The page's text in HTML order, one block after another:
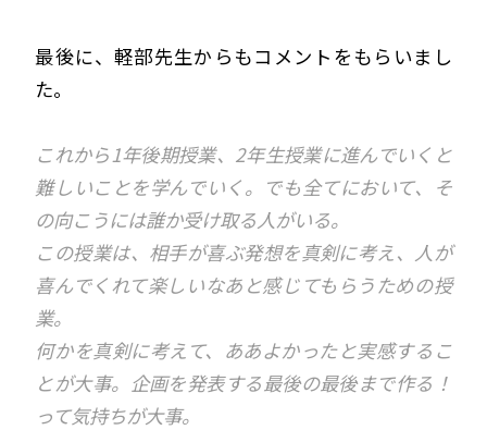
最後に、軽部先生からもコメントをもらいまし
た。
これから1年後期授業、2年生授業に進んでいくと
難しいことを学んでいく。でも全てにおいて、そ
の向こうには誰か受け取る人がいる。
この授業は、相手が喜ぶ発想を真剣に考え、人が
喜んでくれて楽しいなあと感じてもらうための授
業。
何かを真剣に考えて、ああよかったと実感するこ
とが大事。企画を発表する最後の最後まで作る！
って気持ちが大事。